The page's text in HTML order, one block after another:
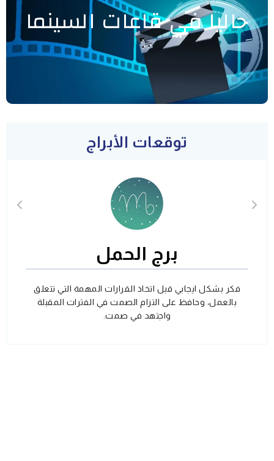
حاليا في قاعات السينما
توقعات الأبراج
برج الحمل
فكر بشكل ايجابي قبل اتخاذ القرارات المهمة التي تتعلق
بالعمل، وحافظ على التزام الصمت في الفترات المقبلة
واجتهد في صمت.